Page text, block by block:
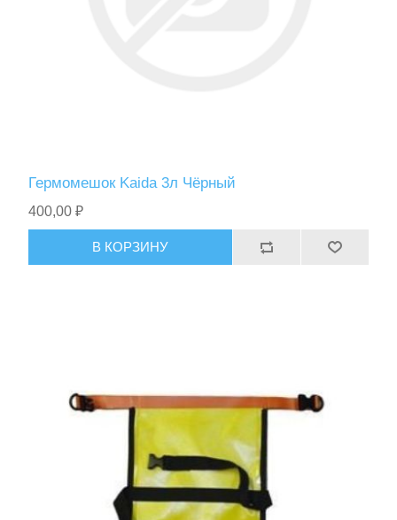
Гермомешок Kaida 3л Чёрный
400,00 ₽
В КОРЗИНУ